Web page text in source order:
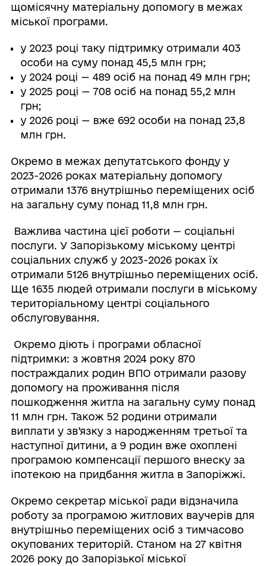
щомісячну матеріальну допомогу в межах
міської програми.
у 2023 році таку підтримку отримали 403
особи на суму понад 45,5 млн грн;
у 2024 році — 489 осіб на понад 49 млн грн;
у 2025 році — 708 осіб на понад 55,2 млн
грн;
у 2026 році — вже 692 особи на понад 23,8
млн грн.
Окремо в межах депутатського фонду у
2023-2026 роках матеріальну допомогу
отримали 1376 внутрішньо переміщених осіб
на загальну суму понад 11,8 млн грн.
Важлива частина цієї роботи — соціальні
послуги. У Запорізькому міському центрі
соціальних служб у 2023-2026 роках їх
отримали 5126 внутрішньо переміщених осіб.
Ще 1635 людей отримали послуги в міському
територіальному центрі соціального
обслуговування.
Окремо діють і програми обласної
підтримки: з жовтня 2024 року 870
постраждалих родин ВПО отримали разову
допомогу на проживання після
пошкодження житла на загальну суму понад
11 млн грн. Також 52 родини отримали
виплати у зв’язку з народженням третьої та
наступної дитини, а 9 родин вже охоплені
програмою компенсації першого внеску за
іпотекою на придбання житла в Запоріжжі.
Окремо секретар міської ради відзначила
роботу за програмою житлових ваучерів для
внутрішньо переміщених осіб з тимчасово
окупованих територій. Станом на 27 квітня
2026 року до Запорізької міської